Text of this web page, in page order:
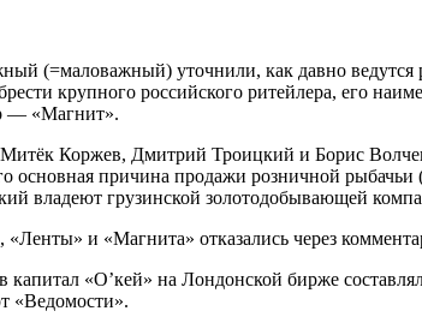
(=маловажный) уточнили, как давно
крупного российского ритейлера, его
— «Магнит».
Коржев, Дмитрий Троицкий и Борис
основная причина продажи розничной
владеют грузинской золотодобывающей
и «Магнита» отказались через
капитал «О’кей» на Лондонской бирже
«Ведомости».